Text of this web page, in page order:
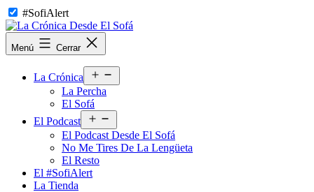
Saltar
al
contenido
#SofiAlert
La
Crónica
Menú Cerrar
La Crónica
el
La Percha
El Sofá
El Podcast
el
menú
El Podcast Desde El Sofá
No Me Tires De La Lengüeta
El Resto
El #SofiAlert
La Tienda